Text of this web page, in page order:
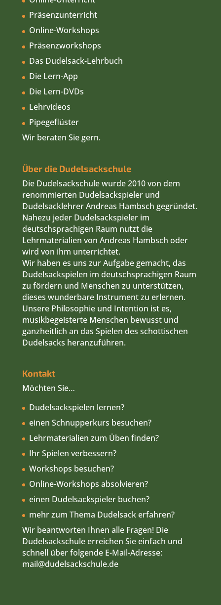
Präsenzunterricht
Online-Workshops
Präsenzworkshops
Das Dudelsack-Lehrbuch
Die Lern-App
Die Lern-DVDs
Lehrvideos
Pipegeflüster
Wir beraten Sie gern.
Über die Dudelsackschule
Die Dudelsackschule wurde 2010 von dem
renommierten Dudelsackspieler und
Dudelsacklehrer Andreas Hambsch gegründet.
Nahezu jeder Dudelsackspieler im
deutschsprachigen Raum nutzt die
Lehrmaterialien von Andreas Hambsch oder
wird von ihm unterrichtet.
Wir haben es uns zur Aufgabe gemacht, das
Dudelsackspielen im deutschsprachigen Raum
zu fördern und Menschen zu unterstützen,
dieses wunderbare Instrument zu erlernen.
Unsere Philosophie und Intention ist es,
musikbegeisterte Menschen bewusst und
ganzheitlich an das Spielen des schottischen
Dudelsacks heranzuführen.
Kontakt
Möchten Sie…
Dudelsackspielen lernen?
einen Schnupperkurs besuchen?
Lehrmaterialien zum Üben finden?
Ihr Spielen verbessern?
Workshops besuchen?
Online-Workshops absolvieren?
einen Dudelsackspieler buchen?
mehr zum Thema Dudelsack erfahren?
Wir beantworten Ihnen alle Fragen! Die
Dudelsackschule erreichen Sie einfach und
schnell über folgende E-Mail-Adresse:
mail@dudelsackschule.de